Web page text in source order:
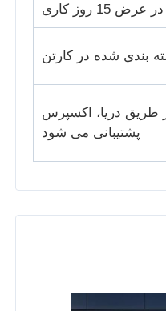
بندی شده در کارتن
طریق دریا، اکسپرس
پشتیبانی می شود